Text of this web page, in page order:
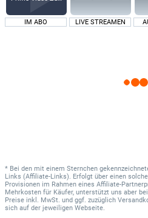
IM ABO LIVE STREAMEN
* Bei den mit einem Sternchen
Links (Affiliate-Links). Erfolgt über einen
Provisionen im Rahmen eines Affiliate-
Mehrkosten für Käufer, unterstützt uns aber
Preise inkl. MwSt. und ggf. zuzüglich
sich auf der jeweiligen Webseite.